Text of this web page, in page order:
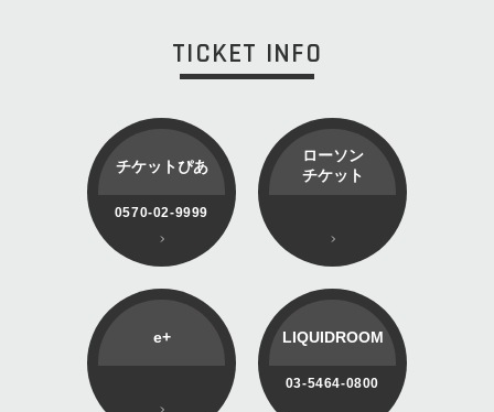
TICKET INFO
チケットぴあ
0570-02-9999
ローソン
チケット
e+ LIQUIDROOM
03-5464-0800